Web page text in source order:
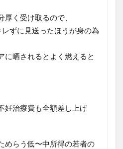
厚く受け取るので、
ずに見送ったほうが身の為
に晒されるとよく燃えると
妊治療費も全額差し上げ
めらう低〜中所得の若者の